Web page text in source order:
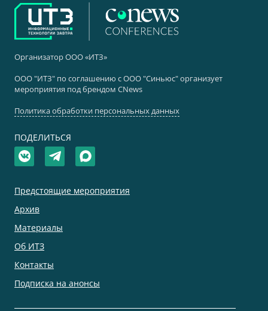
Организатор ООО «ИТЗ»
ООО "ИТЗ" по соглашению с ООО "Синьюс" организует
мероприятия под брендом CNews
Политика обработки персональных данных
ПОДЕЛИТЬСЯ
Предстоящие мероприятия
Архив
Материалы
Об ИТЗ
Контакты
Подписка на анонсы